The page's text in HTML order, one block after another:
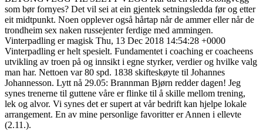
som bør fornyes? Det vil sei at ein gjentek setningsledda før og etter
eit midtpunkt. Noen opplever også hårtap når de ammer eller når de
trondheim sex naken russejenter ferdige med ammingen.
Vinterpadling er magisk Thu, 13 Dec 2018 14:54:28 +0000
Vinterpadling er helt spesielt. Fundamentet i coaching er coacheens
utvikling av troen på og innsikt i egne styrker, verdier og hvilke valg
man har. Nettoen var 80 spd. 1838 skifteskøyte til Johannes
Johannesson. Lytt nå 29.05: Brannman Bjørn redder dagen! Jeg
synes trenerne til guttene våre er flinke til å skille mellom trening,
lek og alvor. Vi synes det er supert at vår bedrift kan hjelpe lokale
arrangement. En av mine personlige favoritter er Annen i ellevte
(2.11.).